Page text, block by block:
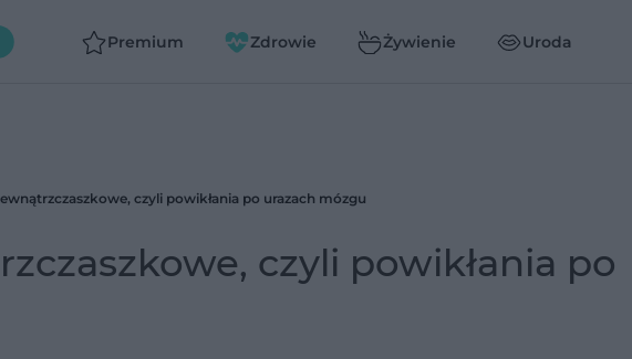
Premium Zdrowie Żywienie Uroda
czyli powikłania po urazach mózgu
czyli powikłania po